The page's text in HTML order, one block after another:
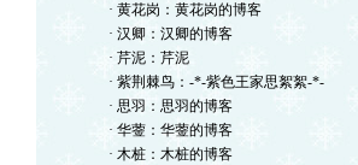
· 黄花岗：黄花岗的博客
· 汉卿：汉卿的博客
· 芹泥：芹泥
· 紫荆棘鸟：-*-紫色王家思絮絮-*-
· 思羽：思羽的博客
· 华蓥：华蓥的博客
· 木桩：木桩的博客